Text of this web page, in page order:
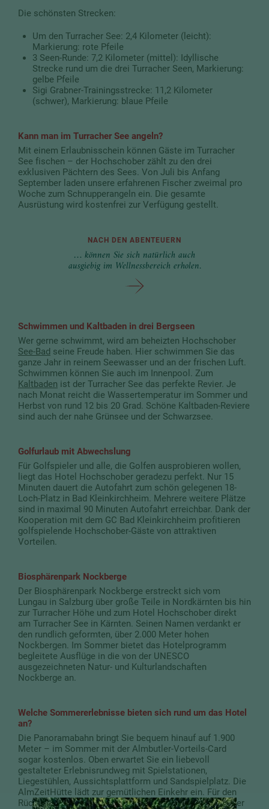
Die schönsten Strecken:
Um den Turracher See: 2,4 Kilometer (leicht):
Markierung: rote Pfeile
3 Seen-Runde: 7,2 Kilometer (mittel): Idyllische
Strecke rund um die drei Turracher Seen, Markierung:
gelbe Pfeile
Sigi Grabner-Trainingsstrecke: 11,2 Kilometer
(schwer), Markierung: blaue Pfeile
Kann man im Turracher See angeln?
Mit einem Erlaubnisschein können Gäste im Turracher
See fischen – der Hochschober zählt zu den drei
exklusiven Pächtern des Sees. Von Juli bis Anfang
September laden unsere erfahrenen Fischer zweimal pro
Woche zum Schnupperangeln ein. Die gesamte
Ausrüstung wird kostenfrei zur Verfügung gestellt.
NACH DEN ABENTEUERN
… können Sie sich natürlich auch
ausgiebig im Wellnessbereich erholen.
Schwimmen und Kaltbaden in drei Bergseen
Wer gerne schwimmt, wird am beheizten Hochschober
See-Bad seine Freude haben. Hier schwimmen Sie das
ganze Jahr in reinem Seewasser und an der frischen Luft.
Schwimmen können Sie auch im Innenpool. Zum
Kaltbaden ist der Turracher See das perfekte Revier. Je
nach Monat reicht die Wassertemperatur im Sommer und
Herbst von rund 12 bis 20 Grad. Schöne Kaltbaden-Reviere
sind auch der nahe Grünsee und der Schwarzsee.
Golfurlaub mit Abwechslung
Für Golfspieler und alle, die Golfen ausprobieren wollen,
liegt das Hotel Hochschober geradezu perfekt. Nur 15
Minuten dauert die Autofahrt zum schön gelegenen 18-
Loch-Platz in Bad Kleinkirchheim. Mehrere weitere Plätze
sind in maximal 90 Minuten Autofahrt erreichbar. Dank der
Kooperation mit dem GC Bad Kleinkirchheim profitieren
golfspielende Hochschober-Gäste von attraktiven
Vorteilen.
Biosphärenpark Nockberge
Der Biosphärenpark Nockberge erstreckt sich vom
Lungau in Salzburg über große Teile in Nordkärnten bis hin
zur Turracher Höhe und zum Hotel Hochschober direkt
am Turracher See in Kärnten. Seinen Namen verdankt er
den rundlich geformten, über 2.000 Meter hohen
Nockbergen. Im Sommer bietet das Hotelprogramm
begleitete Ausflüge in die von der UNESCO
ausgezeichneten Natur- und Kulturlandschaften
Nockberge an.
Welche Sommererlebnisse bieten sich rund um das Hotel
an?
Die Panoramabahn bringt Sie bequem hinauf auf 1.900
Meter – im Sommer mit der Almbutler-Vorteils-Card
sogar kostenlos. Oben erwartet Sie ein liebevoll
gestalteter Erlebnisrundweg mit Spielstationen,
Liegestühlen, Aussichtsplattform und Sandspielplatz. Die
AlmZeitHütte lädt zur gemütlichen Einkehr ein. Für den
Rückweg wählen Sie zwischen Wanderpfad, Talfahrt oder